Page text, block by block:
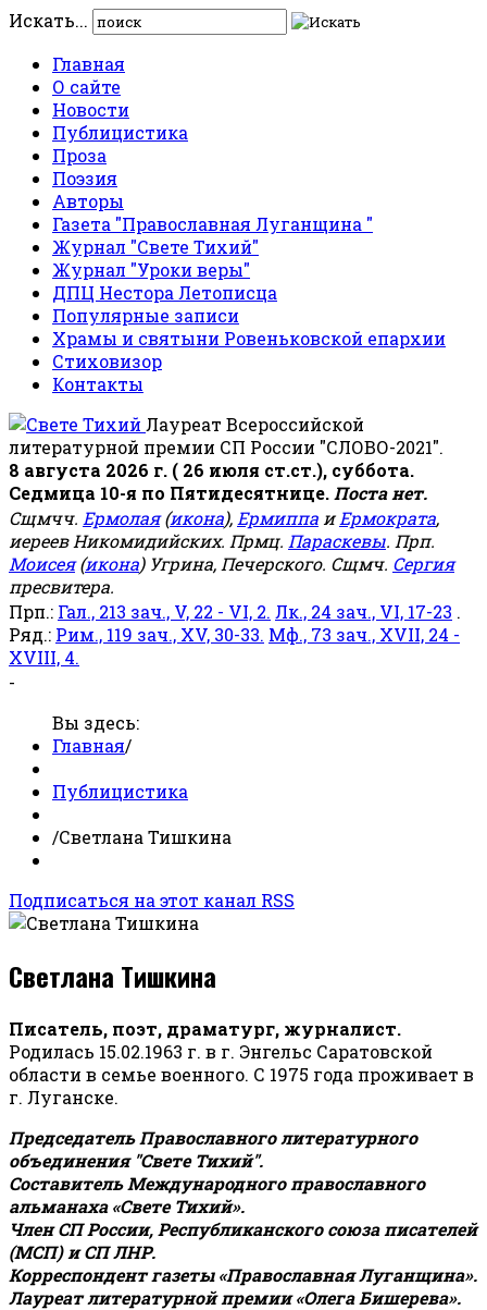
Искать...
Главная
О сайте
Новости
Публицистика
Проза
Поэзия
Авторы
Газета "Православная Луганщина "
Журнал "Свете Тихий"
Журнал "Уроки веры"
ДПЦ Нестора Летописца
Популярные записи
Храмы и святыни Ровеньковской епархии
Стиховизор
Контакты
Лауреат Всероссийской
литературной премии СП России "СЛОВО-2021".
8 августа 2026 г. ( 26 июля ст.ст.), суббота.
Седмица 10-я по Пятидесятнице. Поста нет.
Сщмчч. Ермолая(икона), Ермиппа иЕрмократа,
иереев Никомидийских. Прмц. Параскевы. Прп.
Моисея(икона) Угрина, Печерского. Сщмч. Сергия
пресвитера.
Прп.: Гал., 213 зач., V, 22 - VI, 2. Лк., 24 зач., VI, 17-23 .
Ряд.: Рим., 119 зач., XV, 30-33. Мф., 73 зач., XVII, 24 -
XVIII, 4.
-
Вы здесь:
Главная/
Публицистика
/Светлана Тишкина
Подписаться на этот канал RSS
Светлана Тишкина
Писатель, поэт, драматург, журналист.
Родилась 15.02.1963 г. в г. Энгельс Саратовской
области в семье военного. С 1975 года проживает в
г. Луганске.
Председатель Православного литературного
объединения "Свете Тихий".
Составитель Международного православного
альманаха «Свете Тихий».
Член СП России, Республиканского союза писателей
(МСП) и СП ЛНР.
Корреспондент газеты «Православная Луганщина».
Лауреат литературной премии «Олега Бишерева».